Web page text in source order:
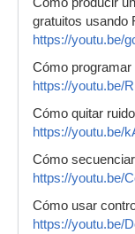
gratuitos usando
https://youtu.be/
Cómo
https://youtu.be/
Cómo quitar
https://youtu.be/
Cómo
https://youtu.be/
Cómo usar
https://youtu.be/